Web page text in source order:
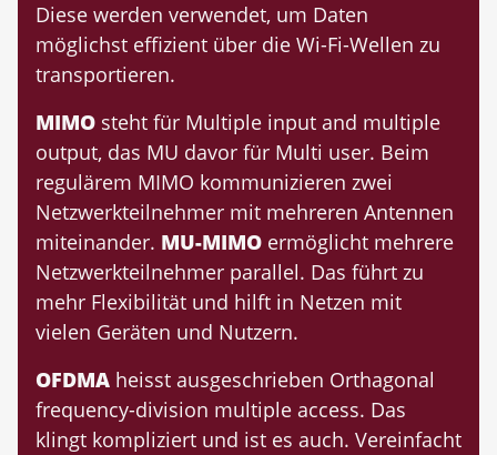
Diese werden verwendet, um Daten
möglichst effizient über die Wi-Fi-Wellen zu
transportieren.
MIMO steht für Multiple input and multiple
output, das MU davor für Multi user. Beim
regulärem MIMO kommunizieren zwei
Netzwerkteilnehmer mit mehreren Antennen
miteinander. MU-MIMO ermöglicht mehrere
Netzwerkteilnehmer parallel. Das führt zu
mehr Flexibilität und hilft in Netzen mit
vielen Geräten und Nutzern.
OFDMA heisst ausgeschrieben Orthagonal
frequency-division multiple access. Das
klingt kompliziert und ist es auch. Vereinfacht